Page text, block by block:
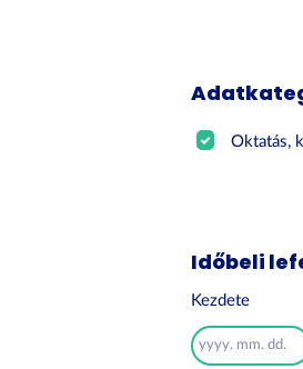
Oktatás,
Időbeli
Kezdete